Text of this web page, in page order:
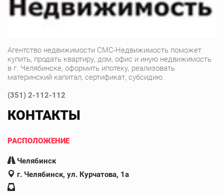
Агентство недвижимости СМС-Недвижимость поможет
купить, продать квартиру, дом, офис и иную недвижимость
в г. Челябинске, оформить ипотеку, реализовать
материнский капитал, сертификат, субсидию.
(351) 2-112-112
КОНТАКТЫ
РАСПОЛОЖЕНИЕ
Челябинск
г. Челябинск, ул. Курчатова, 1а